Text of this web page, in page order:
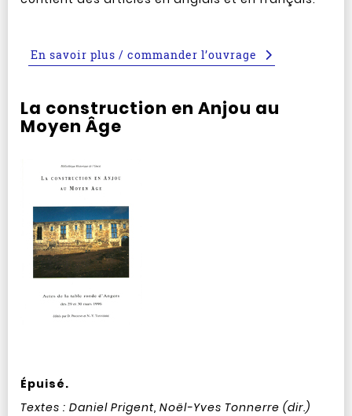
En savoir plus / commander l’ouvrage
La construction en Anjou au
Moyen Âge
Épuisé.
Textes : Daniel Prigent, Noël-Yves Tonnerre (dir.)